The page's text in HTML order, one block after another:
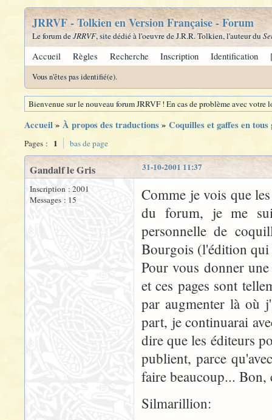
JRRVF - Tolkien en Version Française - Forum
Le forum deJRRVF, site dédié à l'oeuvre de J.R.R. Tolkien, l'auteur du
Accueil Règles Recherche Inscription Identification
Vous n'êtes pas identifié(e).
Bienvenue sur le nouveau forum JRRVF ! En cas de problème avec
Accueil» À propos des traductions» Coquilles et gaffes en tous
Pages : 1 bas de page
31-10-2001 11:37
Gandalf le Gris
Inscription : 2001
Messages : 15
Comme je vois que
du forum, je me
personnelle de
Bourgois (l'édition qui
Pour vous donner
et ces pages sont
par augmenter là où
part, je continuarai
dire que les éditeurs
publient, parce
faire beaucoup... Bon,
Silmarillion: